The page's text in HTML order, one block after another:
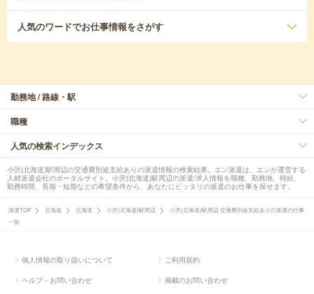
人気のワードでお仕事情報をさがす
勤務地 / 路線・駅
職種
人気の検索インデックス
小沢(北海道)駅周辺の交通費別途支給ありの派遣情報の検索結果。エン派遣は、エンが運営する
人材派遣会社のポータルサイト。小沢(北海道)駅周辺の派遣/求人情報を職種、勤務地、時給、
勤務時間、長期・短期などの希望条件から、あなたにピッタリの派遣のお仕事を探せます。
派遣TOP 北海道 北海道 小沢(北海道)駅周辺
小沢(北海道)駅周辺 交通費別途支給ありの派遣の仕事
一覧
個人情報の取り扱いについて ご利用規約
ヘルプ・お問い合わせ 掲載のお問い合わせ